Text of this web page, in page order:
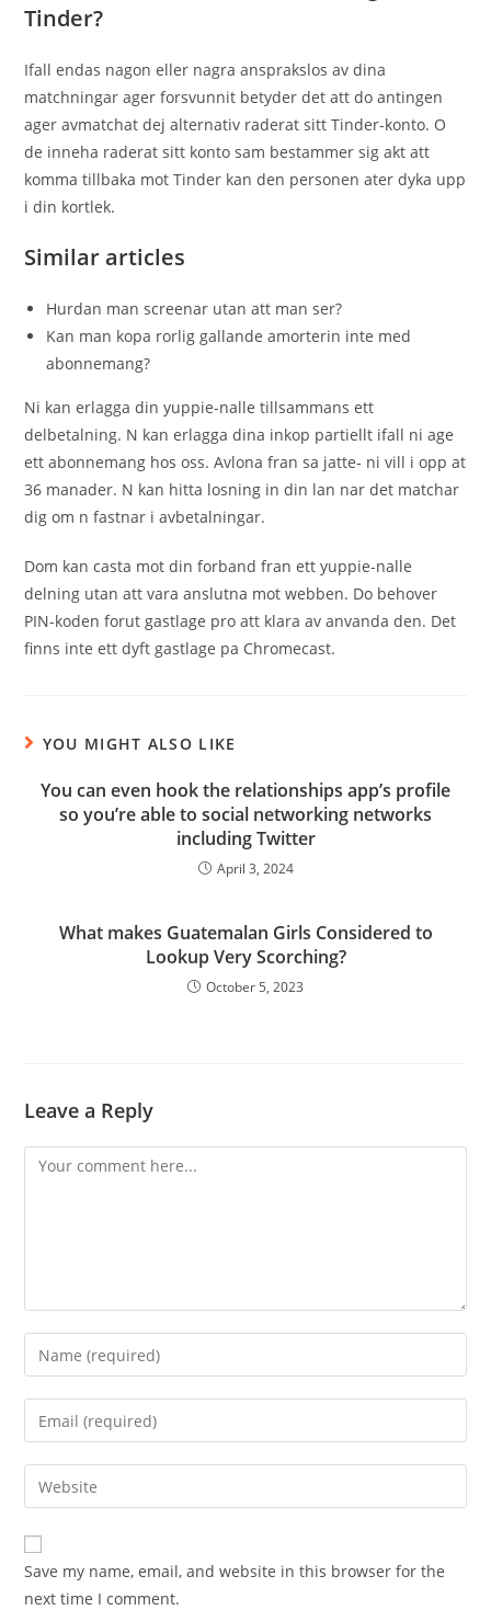
Tinder?
Ifall endas nagon eller nagra ansprakslos av dina
matchningar ager forsvunnit betyder det att do antingen
ager avmatchat dej alternativ raderat sitt Tinder-konto. O
de inneha raderat sitt konto sam bestammer sig akt att
komma tillbaka mot Tinder kan den personen ater dyka upp
i din kortlek.
Similar articles
Hurdan man screenar utan att man ser?
Kan man kopa rorlig gallande amorterin inte med
abonnemang?
Ni kan erlagga din yuppie-nalle tillsammans ett
delbetalning. N kan erlagga dina inkop partiellt ifall ni age
ett abonnemang hos oss. Avlona fran sa jatte- ni vill i opp at
36 manader. N kan hitta losning in din lan nar det matchar
dig om n fastnar i avbetalningar.
Dom kan casta mot din forband fran ett yuppie-nalle
delning utan att vara anslutna mot webben. Do behover
PIN-koden forut gastlage pro att klara av anvanda den. Det
finns inte ett dyft gastlage pa Chromecast.
YOU MIGHT ALSO LIKE
You can even hook the relationships app’s profile
so you’re able to social networking networks
including Twitter
April 3, 2024
What makes Guatemalan Girls Considered to
Lookup Very Scorching?
October 5, 2023
Leave a Reply
Comment
Enter
your
name
comment
Enter
your
email
address
comment
Enter
your
website
URL
(optional)
Save my name, email, and website in this browser for the
next time I comment.